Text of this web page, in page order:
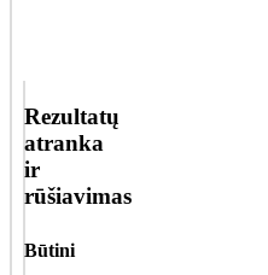
Rezultatų
atranka
ir
rūšiavimas
Būtini